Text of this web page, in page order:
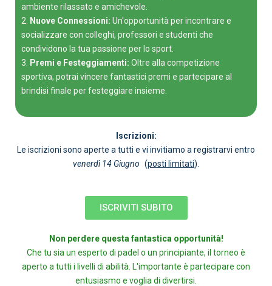
ambiente rilassato e amichevole.
2.
Nuove Connessioni: Un'opportunità per incontrare e
socializzare con colleghi, professori e studenti che
condividono la tua passione per lo sport.
3.
Premi e Festeggiamenti: Oltre alla competizione
sportiva, potrai vincere fantastici premi e partecipare al
brindisi finale per festeggiare insieme.
Iscrizioni:
Le iscrizioni sono aperte a tutti e vi invitiamo a registrarvi entro
venerdì 14 Giugno (posti limitati).
ISCRIVITI SUBITO
Non perdere questa fantastica opportunità!
Che tu sia un esperto di padel o un principiante, il torneo è
aperto a tutti i livelli di abilità. L'importante è partecipare con
entusiasmo e voglia di divertirsi.